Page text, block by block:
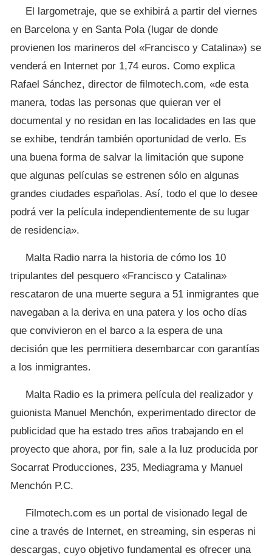
El largometraje, que se exhibirá a partir del viernes
en Barcelona y en Santa Pola (lugar de donde
provienen los marineros del «Francisco y Catalina») se
venderá en Internet por 1,74 euros. Como explica
Rafael Sánchez, director de filmotech.com, «de esta
manera, todas las personas que quieran ver el
documental y no residan en las localidades en las que
se exhibe, tendrán también oportunidad de verlo. Es
una buena forma de salvar la limitación que supone
que algunas películas se estrenen sólo en algunas
grandes ciudades españolas. Así, todo el que lo desee
podrá ver la película independientemente de su lugar
de residencia».
Malta Radio narra la historia de cómo los 10
tripulantes del pesquero «Francisco y Catalina»
rescataron de una muerte segura a 51 inmigrantes que
navegaban a la deriva en una patera y los ocho días
que convivieron en el barco a la espera de una
decisión que les permitiera desembarcar con garantías
a los inmigrantes.
Malta Radio es la primera película del realizador y
guionista Manuel Menchón, experimentado director de
publicidad que ha estado tres años trabajando en el
proyecto que ahora, por fin, sale a la luz producida por
Socarrat Producciones, 235, Mediagrama y Manuel
Menchón P.C.
Filmotech.com es un portal de visionado legal de
cine a través de Internet, en streaming, sin esperas ni
descargas, cuyo objetivo fundamental es ofrecer una